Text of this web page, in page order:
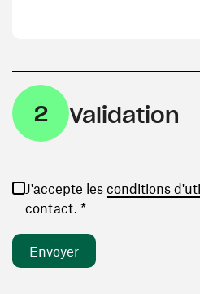
2 Validation
J'accepte les conditions
contact. *